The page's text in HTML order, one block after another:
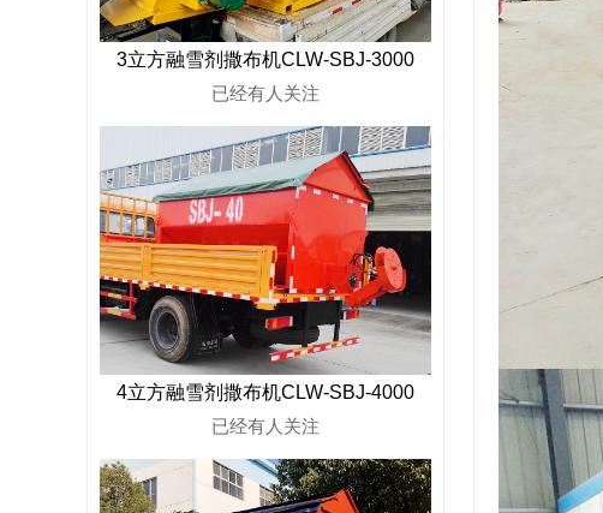
3立方融雪剂撒布机CLW-SBJ-3000
已经有人关注
4立方融雪剂撒布机CLW-SBJ-4000
已经有人关注